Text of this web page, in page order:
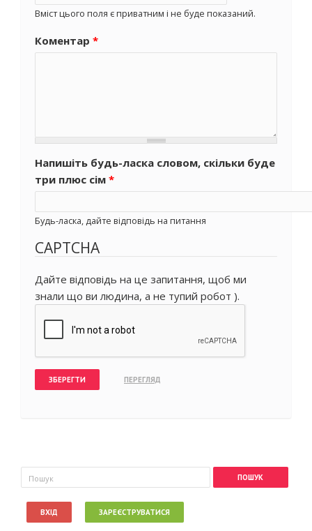
Вміст цього поля є приватним і не буде показаний.
Коментар *
Напишіть будь-ласка словом, скільки буде
три плюс сім *
Будь-ласка, дайте відповідь на питання
CAPTCHA
Дайте відповідь на це запитання, щоб ми
знали що ви людина, а не тупий робот ).
Пошукова форма
Пошук
ВХІД ЗАРЕЄСТРУВАТИСЯ